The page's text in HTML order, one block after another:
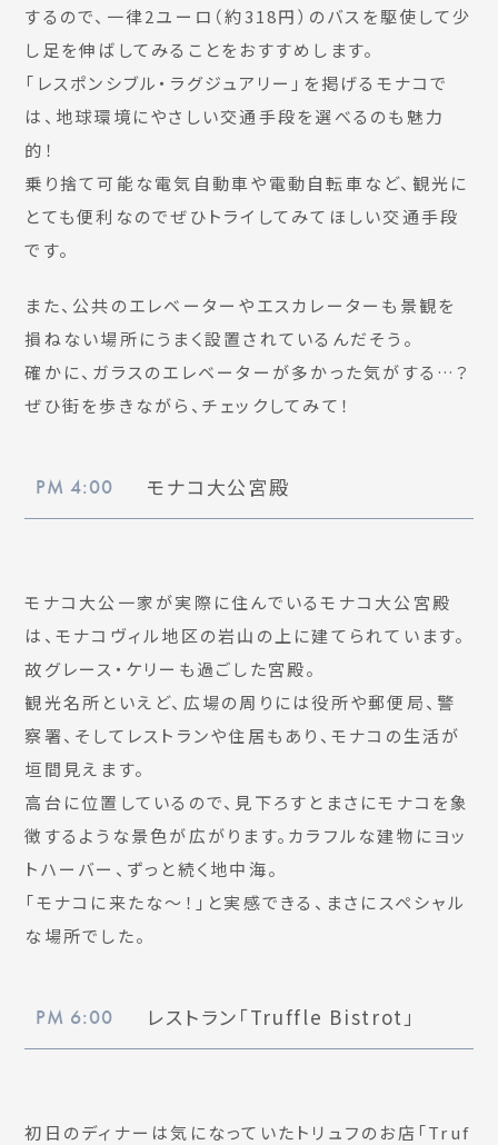
するので、一律2ユーロ（約318円）のバスを駆使して少
し足を伸ばしてみることをおすすめします。
「レスポンシブル・ラグジュアリー」を掲げるモナコで
は、地球環境にやさしい交通手段を選べるのも魅力
的！
乗り捨て可能な電気自動車や電動自転車など、観光に
とても便利なのでぜひトライしてみてほしい交通手段
です。
また、公共のエレベーターやエスカレーターも景観を
損ねない場所にうまく設置されているんだそう。
確かに、ガラスのエレベーターが多かった気がする…？
ぜひ街を歩きながら、チェックしてみて！
PM 4:00 モナコ大公宮殿
モナコ大公一家が実際に住んでいるモナコ大公宮殿
は、モナコヴィル地区の岩山の上に建てられています。
故グレース・ケリーも過ごした宮殿。
観光名所といえど、広場の周りには役所や郵便局、警
察署、そしてレストランや住居もあり、モナコの生活が
垣間見えます。
高台に位置しているので、見下ろすとまさにモナコを象
徴するような景色が広がります。カラフルな建物にヨッ
トハーバー、ずっと続く地中海。
「モナコに来たな〜！」と実感できる、まさにスペシャル
な場所でした。
PM 6:00 レストラン「Truffle Bistrot」
初日のディナーは気になっていたトリュフのお店「Truf